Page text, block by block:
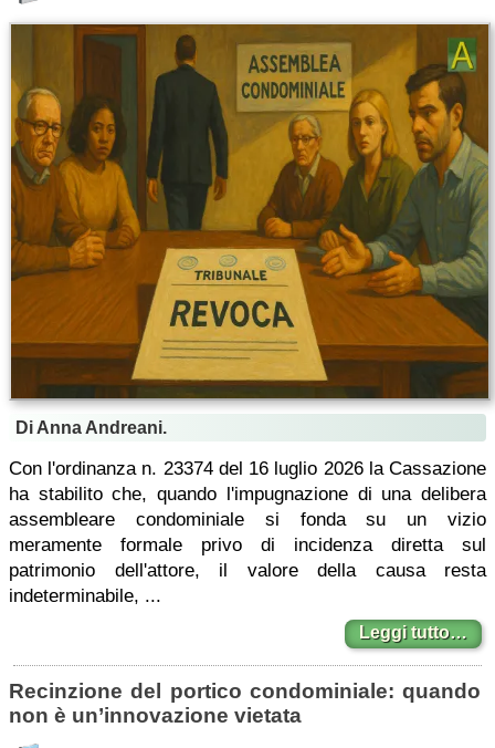
Di Anna Andreani.
Con l'ordinanza n. 23374 del 16 luglio 2026 la Cassazione
ha stabilito che, quando l'impugnazione di una delibera
assembleare condominiale si fonda su un vizio
meramente formale privo di incidenza diretta sul
patrimonio dell'attore, il valore della causa resta
indeterminabile, ...
Leggi tutto…
Recinzione del portico condominiale: quando
non è un’innovazione vietata